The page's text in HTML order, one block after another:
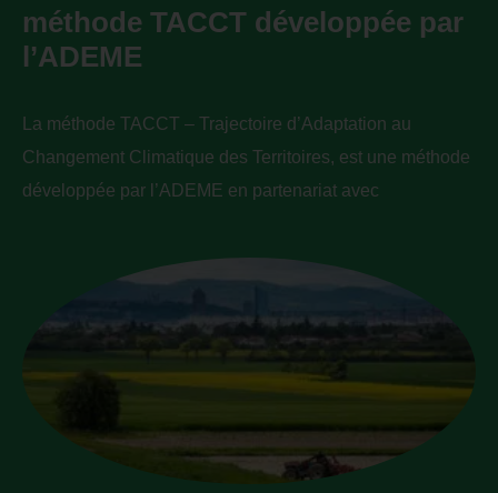
méthode TACCT développée par
l’ADEME
La méthode TACCT – Trajectoire d’Adaptation au
Changement Climatique des Territoires, est une méthode
développée par l’ADEME en partenariat avec